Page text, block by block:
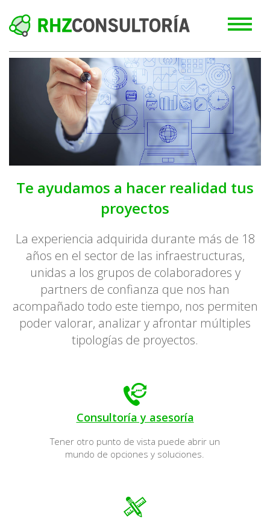
Te ayudamos a hacer realidad tus
proyectos
La experiencia adquirida durante más de 18
años en el sector de las infraestructuras,
unidas a los grupos de colaboradores y
partners de confianza que nos han
acompañado todo este tiempo, nos permiten
poder valorar, analizar y afrontar múltiples
tipologías de proyectos.
Consultoría y asesoría
Tener otro punto de vista puede abrir un
mundo de opciones y soluciones.